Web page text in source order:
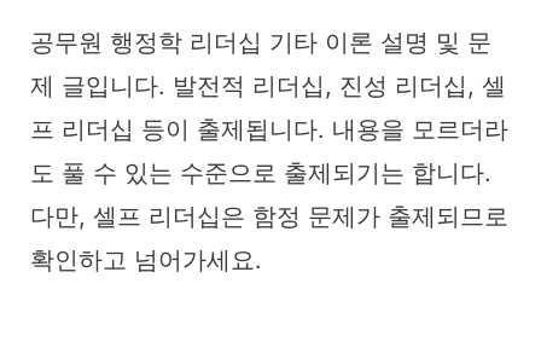
공무원 행정학 리더십 기타 이론 설명 및 문
제 글입니다. 발전적 리더십, 진성 리더십, 셀
프 리더십 등이 출제됩니다. 내용을 모르더라
도 풀 수 있는 수준으로 출제되기는 합니다.
다만, 셀프 리더십은 함정 문제가 출제되므로
확인하고 넘어가세요.